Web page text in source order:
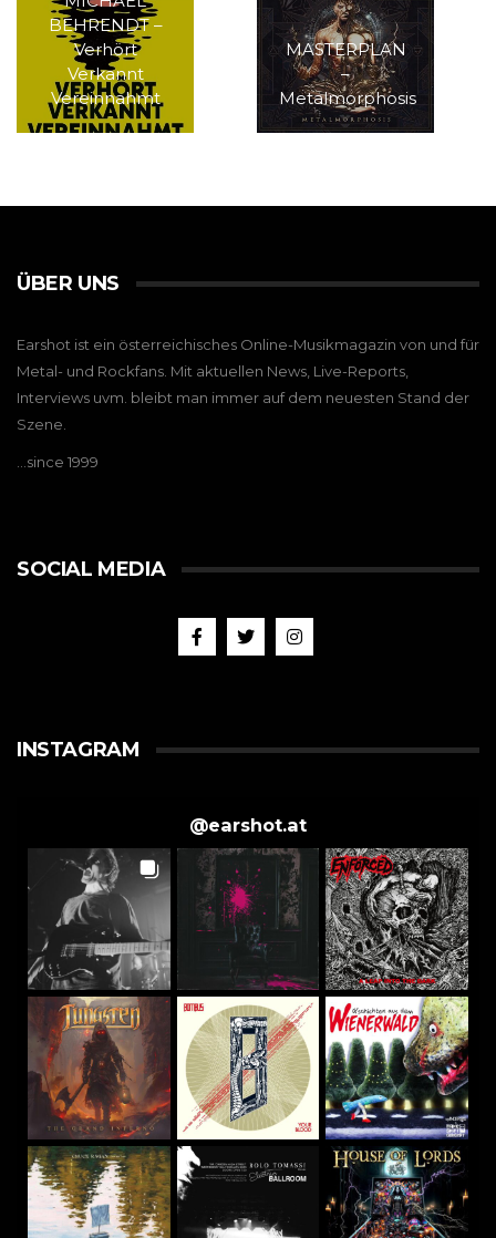
BEHRENDT –
Verhört
Verkannt
Vereinnahmt
MASTERPLAN
–
Metalmorphosis
ÜBER UNS
Earshot ist ein österreichisches Online-Musikmagazin von und für
Metal- und Rockfans. Mit aktuellen News, Live-Reports,
Interviews uvm. bleibt man immer auf dem neuesten Stand der
Szene.
…since 1999
SOCIAL MEDIA
INSTAGRAM
@earshot.at